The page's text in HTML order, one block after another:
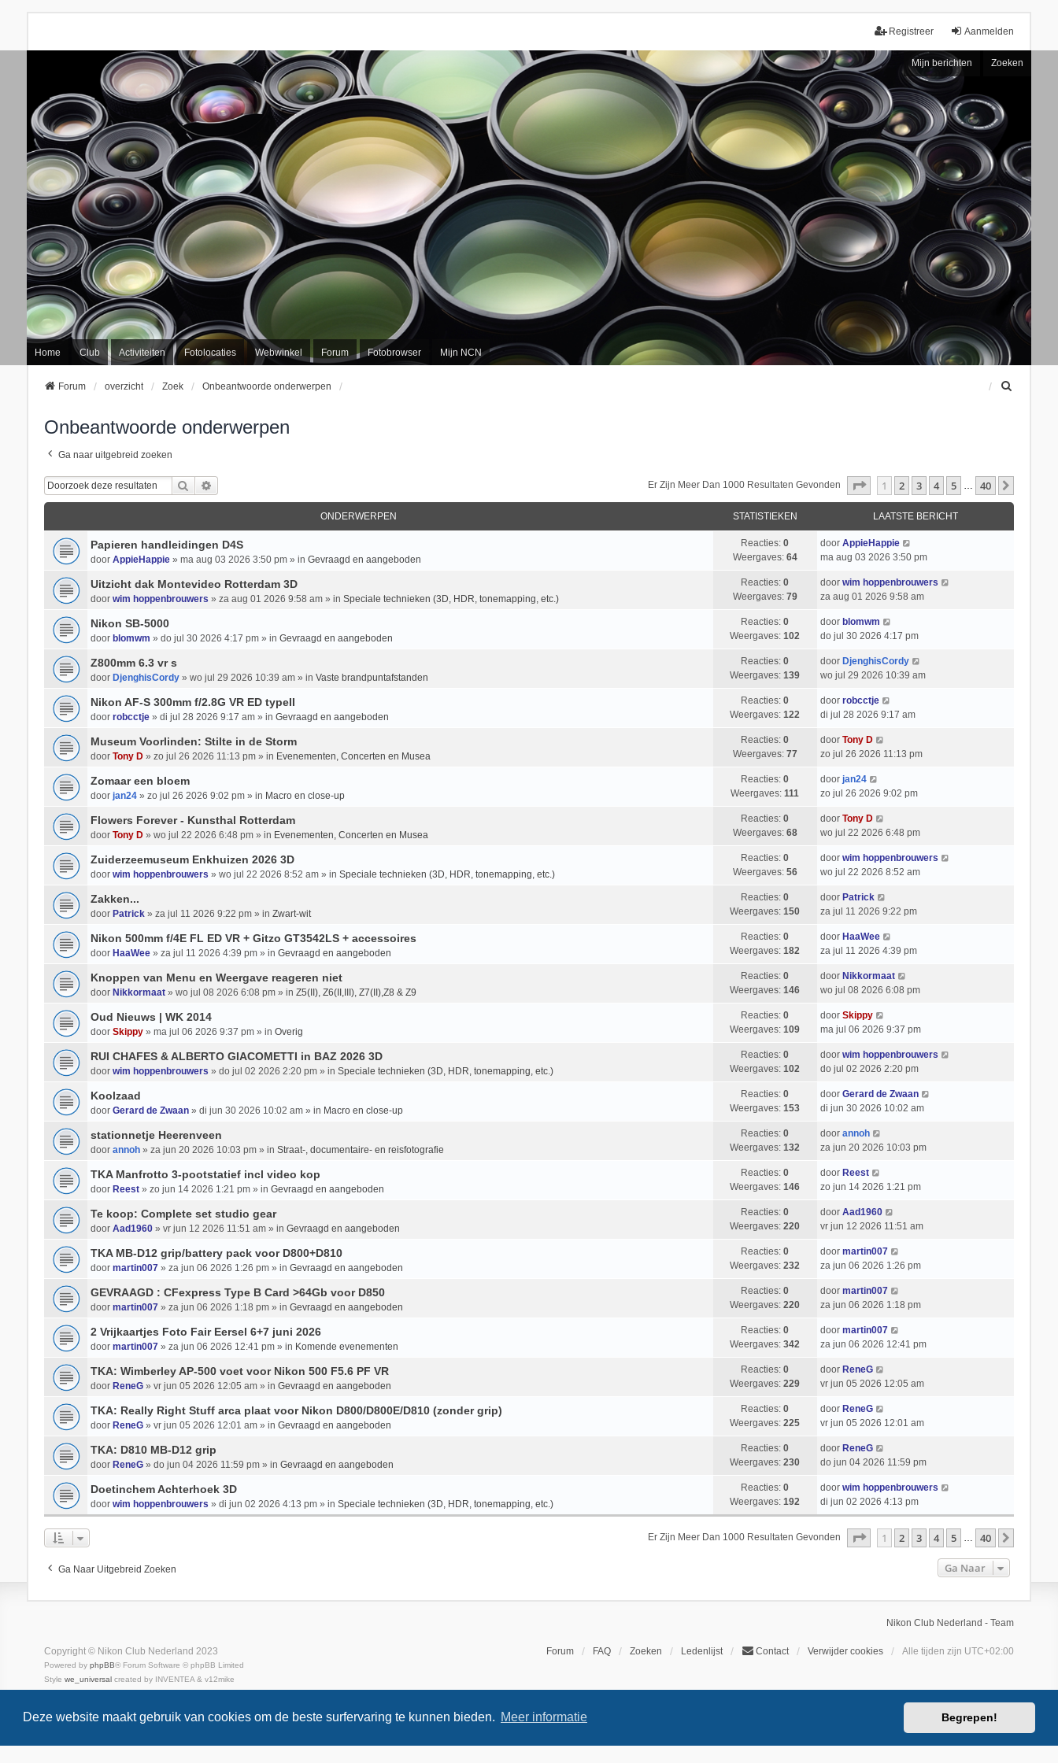
Deze website maakt gebruik van cookies om de beste surfervaring te kunnen bieden. Meer informatie Begrepen!
Aanmelden
Registreer
Mijn berichten Zoeken
Home Club Activiteiten Fotolocaties Webwinkel Forum Fotobrowser Mijn NCN
Forum overzicht Zoek Onbeantwoorde onderwerpen
Onbeantwoorde onderwerpen
Ga naar uitgebreid zoeken
Zoek Er Zijn Meer Dan 1000 Resultaten Gevonden Pagina1 Van 40
1 2 3 4 5 … 40
ONDERWERPEN STATISTIEKEN LAATSTE BERICHT
Papieren handleidingen D4S
door AppieHappie» ma aug 03 2026 3:50 pm » in Gevraagd en aangeboden
Reacties:0
Weergaves: 64
door AppieHappie
ma aug 03 2026 3:50 pm
Uitzicht dak Montevideo Rotterdam 3D
door wim hoppenbrouwers » za aug 01 2026 9:58 am » in Speciale technieken (3D, HDR, tonemapping, etc.)
Reacties:0
Weergaves: 79
door wim hoppenbrouwers
za aug 01 2026 9:58 am
Nikon SB-5000
door blomwm » do jul 30 2026 4:17 pm » in Gevraagd en aangeboden
Reacties:0
Weergaves:102
door blomwm
do jul 30 2026 4:17 pm
Z800mm 6.3 vr s
door DjenghisCordy» wo jul 29 2026 10:39 am » in Vaste brandpuntafstanden
Reacties:0
Weergaves:139
door DjenghisCordy
wo jul 29 2026 10:39 am
Nikon AF-S 300mm f/2.8G VR ED typeII
door robcctje» di jul 28 2026 9:17 am » in Gevraagd en aangeboden
Reacties:0
Weergaves:122
door robcctje
di jul 28 2026 9:17 am
Museum Voorlinden: Stilte in de Storm
door Tony D» zo jul 26 2026 11:13 pm » in Evenementen, Concerten en Musea
Reacties:0
Weergaves: 77
door Tony D
zo jul 26 2026 11:13 pm
Zomaar een bloem
door jan24» zo jul 26 2026 9:02 pm » in Macro en close-up
Reacties:0
Weergaves:111
door jan24
zo jul 26 2026 9:02 pm
Flowers Forever - Kunsthal Rotterdam
door Tony D» wo jul 22 2026 6:48 pm » in Evenementen, Concerten en Musea
Reacties:0
Weergaves: 68
door Tony D
wo jul 22 2026 6:48 pm
Zuiderzeemuseum Enkhuizen 2026 3D
door wim hoppenbrouwers » wo jul 22 2026 8:52 am » in Speciale technieken (3D, HDR, tonemapping, etc.)
Reacties:0
Weergaves: 56
door wim hoppenbrouwers
wo jul 22 2026 8:52 am
Zakken...
door Patrick» za jul 11 2026 9:22 pm » in Zwart-wit
Reacties:0
Weergaves:150
door Patrick
za jul 11 2026 9:22 pm
Nikon 500mm f/4E FL ED VR + Gitzo GT3542LS + accessoires
door HaaWee» za jul 11 2026 4:39 pm » in Gevraagd en aangeboden
Reacties:0
Weergaves:182
door HaaWee
za jul 11 2026 4:39 pm
Knoppen van Menu en Weergave reageren niet
door Nikkormaat» wo jul 08 2026 6:08 pm » in Z5(II), Z6(II,III), Z7(II),Z8 & Z9
Reacties:0
Weergaves:146
door Nikkormaat
wo jul 08 2026 6:08 pm
Oud Nieuws | WK 2014
door Skippy» ma jul 06 2026 9:37 pm » in Overig
Reacties:0
Weergaves:109
door Skippy
ma jul 06 2026 9:37 pm
RUI CHAFES & ALBERTO GIACOMETTI in BAZ 2026 3D
door wim hoppenbrouwers » do jul 02 2026 2:20 pm » in Speciale technieken (3D, HDR, tonemapping, etc.)
Reacties:0
Weergaves:102
door wim hoppenbrouwers
do jul 02 2026 2:20 pm
Koolzaad
door Gerard de Zwaan» di jun 30 2026 10:02 am » in Macro en close-up
Reacties:0
Weergaves:153
door Gerard de Zwaan
di jun 30 2026 10:02 am
stationnetje Heerenveen
door annoh» za jun 20 2026 10:03 pm » in Straat-, documentaire- en reisfotografie
Reacties:0
Weergaves:132
door annoh
za jun 20 2026 10:03 pm
TKA Manfrotto 3-pootstatief incl video kop
door Reest» zo jun 14 2026 1:21 pm » in Gevraagd en aangeboden
Reacties:0
Weergaves:146
door Reest
zo jun 14 2026 1:21 pm
Te koop: Complete set studio gear
door Aad1960» vr jun 12 2026 11:51 am » in Gevraagd en aangeboden
Reacties:0
Weergaves:220
door Aad1960
vr jun 12 2026 11:51 am
TKA MB-D12 grip/battery pack voor D800+D810
door martin007» za jun 06 2026 1:26 pm » in Gevraagd en aangeboden
Reacties:0
Weergaves:232
door martin007
za jun 06 2026 1:26 pm
GEVRAAGD : CFexpress Type B Card >64Gb voor D850
door martin007» za jun 06 2026 1:18 pm » in Gevraagd en aangeboden
Reacties:0
Weergaves:220
door martin007
za jun 06 2026 1:18 pm
2 Vrijkaartjes Foto Fair Eersel 6+7 juni 2026
door martin007» za jun 06 2026 12:41 pm » in Komende evenementen
Reacties:0
Weergaves:342
door martin007
za jun 06 2026 12:41 pm
TKA: Wimberley AP-500 voet voor Nikon 500 F5.6 PF VR
door ReneG» vr jun 05 2026 12:05 am » in Gevraagd en aangeboden
Reacties:0
Weergaves:229
door ReneG
vr jun 05 2026 12:05 am
TKA: Really Right Stuff arca plaat voor Nikon D800/D800E/D810 (zonder grip)
door ReneG» vr jun 05 2026 12:01 am » in Gevraagd en aangeboden
Reacties:0
Weergaves:225
door ReneG
vr jun 05 2026 12:01 am
TKA: D810 MB-D12 grip
door ReneG» do jun 04 2026 11:59 pm » in Gevraagd en aangeboden
Reacties:0
Weergaves:230
door ReneG
do jun 04 2026 11:59 pm
Doetinchem Achterhoek 3D
door wim hoppenbrouwers » di jun 02 2026 4:13 pm » in Speciale technieken (3D, HDR, tonemapping, etc.)
Reacties:0
Weergaves:192
door wim hoppenbrouwers
di jun 02 2026 4:13 pm
Er Zijn Meer Dan 1000 Resultaten Gevonden Pagina1 Van 40
1 2 3 4 5 … 40
Ga Naar Uitgebreid Zoeken Ga Naar
Nikon Club Nederland - Team
Forum FAQ Zoeken Ledenlijst Contact Verwijder cookies Alle tijden zijn UTC+02:00
Copyright © Nikon Club Nederland 2023
Powered by phpBB® Forum Software © phpBB Limited
Style we_universalcreated by INVENTEA & v12mike